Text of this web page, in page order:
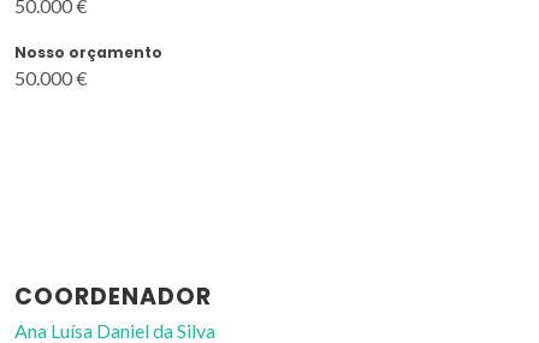
50.000 €
Nosso orçamento
50.000 €
COORDENADOR
Ana Luísa Daniel da Silva